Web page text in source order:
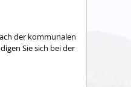
der kommunalen
Sie sich bei der